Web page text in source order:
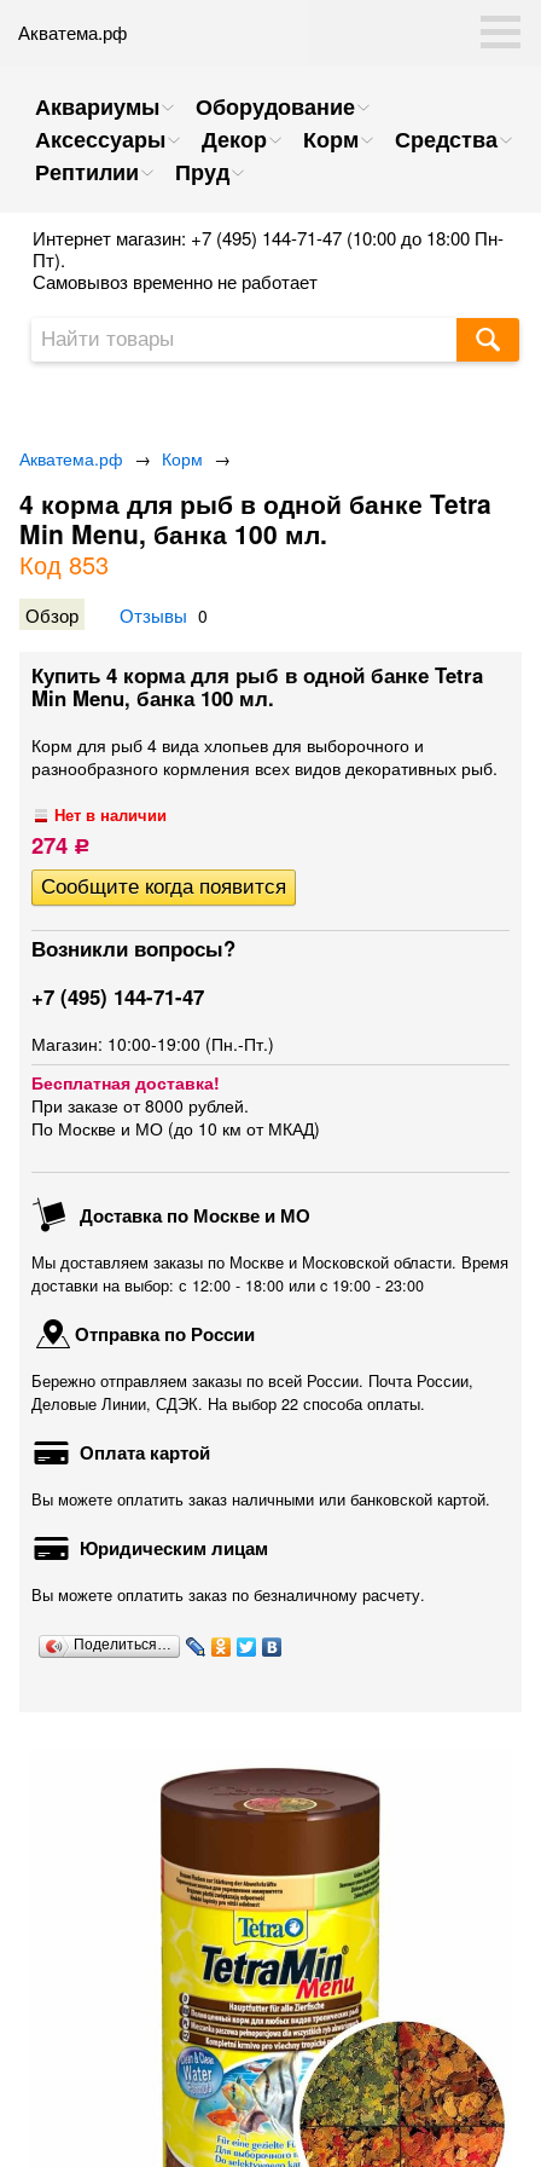
Акватема.рф
Аквариумы
Оборудование
Аксессуары
Декор Корм
Средства
Рептилии
Пруд
Интернет магазин: +7 (495) 144-71-47 (10:00 до 18:00 Пн-
Пт).
Самовывоз временно не работает
Акватема.рф → Корм →
4 корма для рыб в одной банке Tetra
Min Menu, банка 100 мл.
Код 853
Обзор Отзывы 0
Купить 4 корма для рыб в одной банке Tetra
Min Menu, банка 100 мл.
Корм для рыб 4 вида хлопьев для выборочного и
разнообразного кормления всех видов декоративных рыб.
Нет в наличии
274 Р
Возникли вопросы?
+7 (495) 144-71-47
Магазин: 10:00-19:00 (Пн.-Пт.)
Бесплатная доставка!
При заказе от 8000 рублей.
По Москве и МО (до 10 км от МКАД)
Доставка по Москве и МО
Мы доставляем заказы по Москве и Московской области. Время
доставки на выбор: с 12:00 - 18:00 или c 19:00 - 23:00
Отправка по России
Бережно отправляем заказы по всей России. Почта России,
Деловые Линии, СДЭК. На выбор 22 способа оплаты.
Оплата картой
Вы можете оплатить заказ наличными или банковской картой.
Юридическим лицам
Вы можете оплатить заказ по безналичному расчету.
Поделиться…